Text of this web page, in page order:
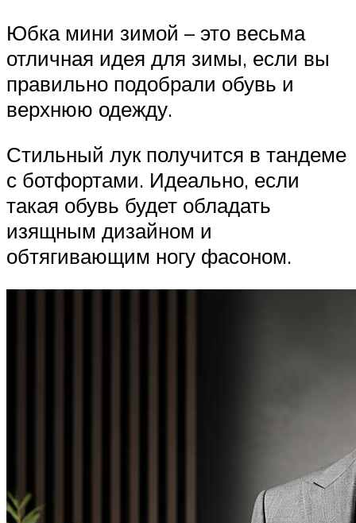
Юбка мини зимой – это весьма
отличная идея для зимы, если вы
правильно подобрали обувь и
верхнюю одежду.
Стильный лук получится в тандеме
с ботфортами. Идеально, если
такая обувь будет обладать
изящным дизайном и
обтягивающим ногу фасоном.